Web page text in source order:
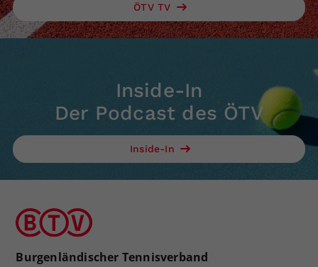
ÖTV TV
Inside-In
Der Podcast des ÖTV
Inside-In
Burgenländischer Tennisverband